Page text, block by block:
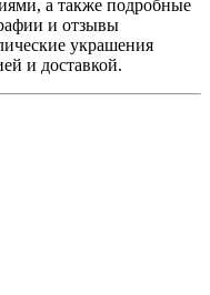
а также подробные
и отзывы
украшения
и доставкой.